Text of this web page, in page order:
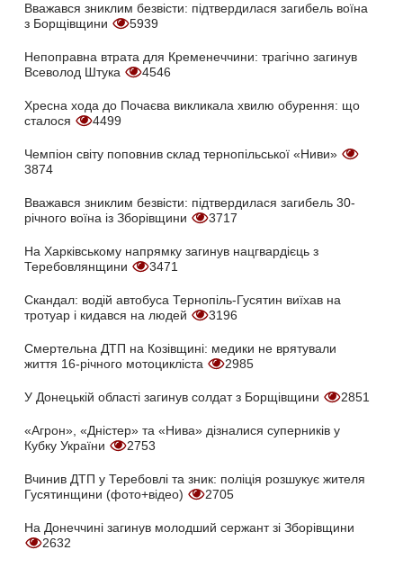
Вважався зниклим безвісти: підтвердилася загибель воїна
з Борщівщини
5939
Непоправна втрата для Кременеччини: трагічно загинув
Всеволод Штука
4546
Хресна хода до Почаєва викликала хвилю обурення: що
сталося
4499
Чемпіон світу поповнив склад тернопільської «Ниви»
3874
Вважався зниклим безвісти: підтвердилася загибель 30-
річного воїна із Зборівщини
3717
На Харківському напрямку загинув нацгвардієць з
Теребовлянщини
3471
Скандал: водій автобуса Тернопіль-Гусятин виїхав на
тротуар і кидався на людей
3196
Смертельна ДТП на Козівщині: медики не врятували
життя 16-річного мотоцикліста
2985
У Донецькій області загинув солдат з Борщівщини 2851
«Агрон», «Дністер» та «Нива» дізналися суперників у
Кубку України
2753
Вчинив ДТП у Теребовлі та зник: поліція розшукує жителя
Гусятинщини (фото+відео)
2705
На Донеччині загинув молодший сержант зі Зборівщини
2632